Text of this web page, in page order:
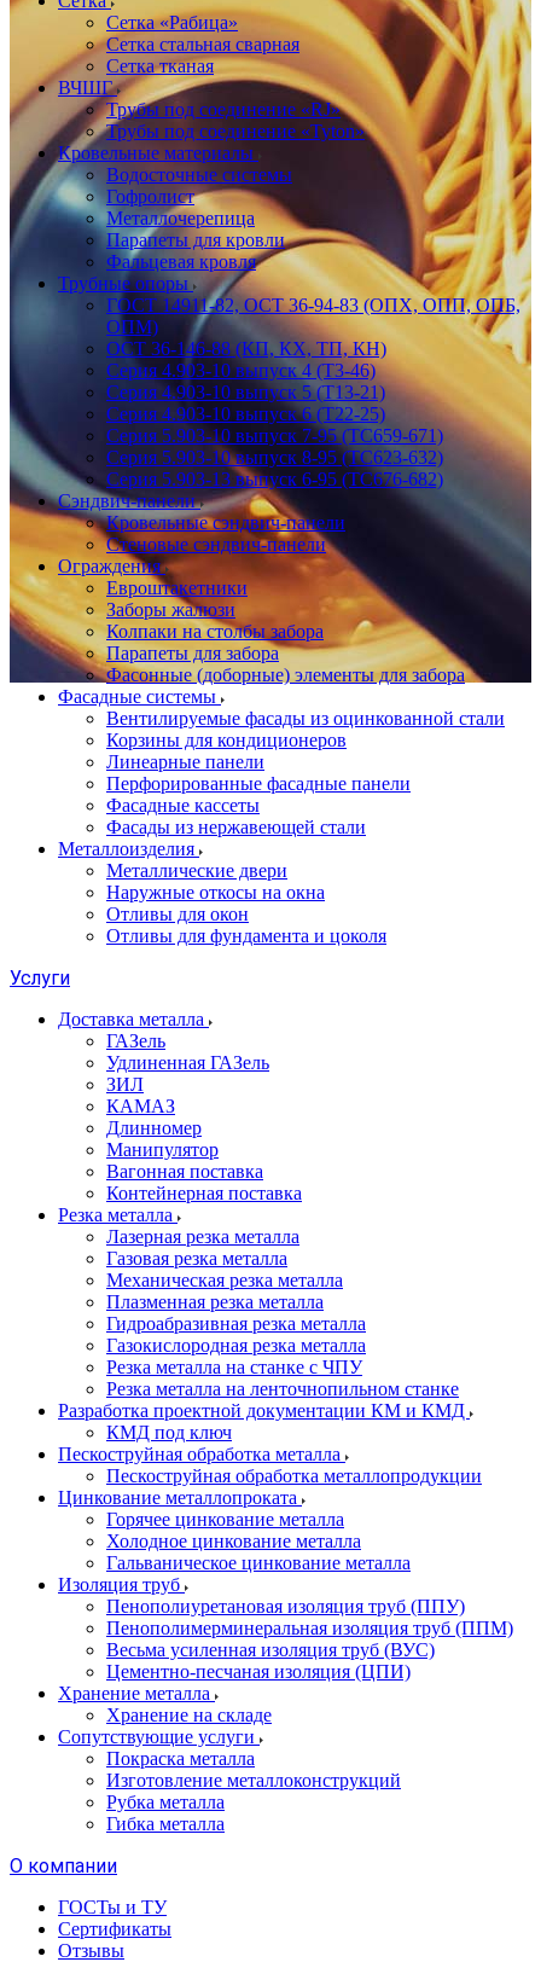
Сетка «Рабица»
Сетка стальная сварная
Сетка тканая
ВЧШГ
Трубы под соединение «RJ»
Трубы под соединение «Tyton»
Кровельные материалы
Водосточные системы
Гофролист
Металлочерепица
Парапеты для кровли
Фальцевая кровля
Трубные опоры
ГОСТ 14911-82, ОСТ 36-94-83 (ОПХ, ОПП, ОПБ,
ОПМ)
ОСТ 36-146-88 (КП, КХ, ТП, КН)
Серия 4.903-10 выпуск 4 (Т3-46)
Серия 4.903-10 выпуск 5 (Т13-21)
Серия 4.903-10 выпуск 6 (Т22-25)
Серия 5.903-10 выпуск 7-95 (ТС659-671)
Серия 5.903-10 выпуск 8-95 (ТС623-632)
Серия 5.903-13 выпуск 6-95 (ТС676-682)
Сэндвич-панели
Кровельные сэндвич-панели
Стеновые сэндвич-панели
Ограждения
Евроштакетники
Заборы жалюзи
Колпаки на столбы забора
Парапеты для забора
Фасонные (доборные) элементы для забора
Фасадные системы
Вентилируемые фасады из оцинкованной стали
Корзины для кондиционеров
Линеарные панели
Перфорированные фасадные панели
Фасадные кассеты
Фасады из нержавеющей стали
Металлоизделия
Металлические двери
Наружные откосы на окна
Отливы для окон
Отливы для фундамента и цоколя
Услуги
Доставка металла
ГАЗель
Удлиненная ГАЗель
ЗИЛ
КАМАЗ
Длинномер
Манипулятор
Вагонная поставка
Контейнерная поставка
Резка металла
Лазерная резка металла
Газовая резка металла
Механическая резка металла
Плазменная резка металла
Гидроабразивная резка металла
Газокислородная резка металла
Резка металла на станке с ЧПУ
Резка металла на ленточнопильном станке
Разработка проектной документации КМ и КМД
КМД под ключ
Пескоструйная обработка металла
Пескоструйная обработка металлопродукции
Цинкование металлопроката
Горячее цинкование металла
Холодное цинкование металла
Гальваническое цинкование металла
Изоляция труб
Пенополиуретановая изоляция труб (ППУ)
Пенополимерминеральная изоляция труб (ППМ)
Весьма усиленная изоляция труб (ВУС)
Цементно-песчаная изоляция (ЦПИ)
Хранение металла
Хранение на складе
Сопутствующие услуги
Покраска металла
Изготовление металлоконструкций
Рубка металла
Гибка металла
О компании
ГОСТы и ТУ
Сертификаты
Отзывы